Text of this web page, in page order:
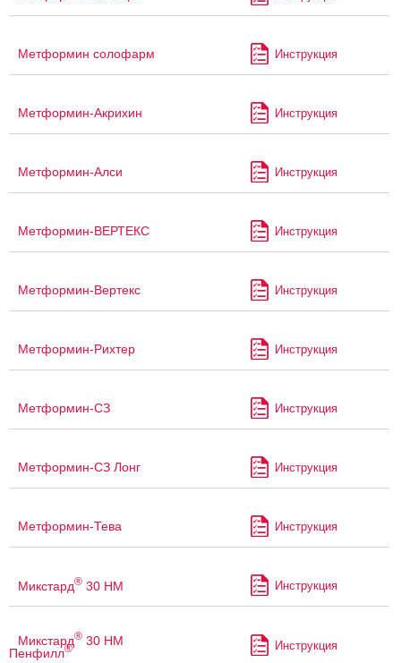
Метформин солофарм Инструкция
Метформин-Акрихин Инструкция
Метформин-Алси Инструкция
Метформин-ВЕРТЕКС Инструкция
Метформин-Вертекс Инструкция
Метформин-Рихтер Инструкция
Метформин-СЗ Инструкция
Метформин-СЗ Лонг Инструкция
Метформин-Тева Инструкция
Микстард® 30 HM Инструкция
Микстард® 30 НМ
Пенфилл® Инструкция